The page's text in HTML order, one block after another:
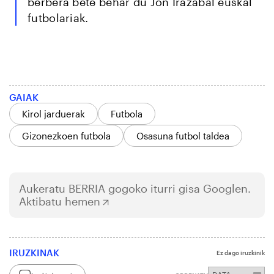
futbolariak.
GAIAK
Kirol jarduerak
Futbola
Gizonezkoen futbola
Osasuna futbol taldea
Aukeratu BERRIA gogoko iturri gisa Googlen.
Aktibatu hemen
IRUZKINAK Ez dago iruzkinik